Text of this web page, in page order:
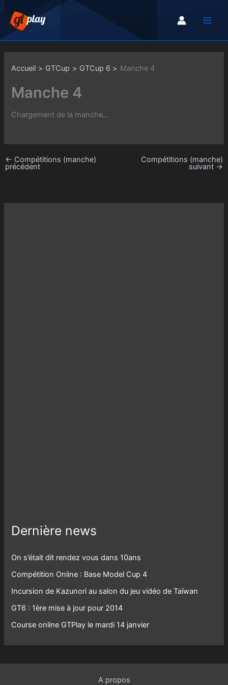
contenu
Accueil GTCup GTCup 6 Manche 4
Manche 4
Chargement de la manche...
← Compétitions (manche)
précédent
Compétitions (manche)
suivant →
Dernière news
On s’était dit rendez vous dans 10ans
Compétition Online : Base Model Cup 4
Incursion de Kazunori au salon du jeu vidéo de Taïwan
GT6 : 1ère mise à jour pour 2014
Course online GTPlay le mardi 14 janvier
A propos